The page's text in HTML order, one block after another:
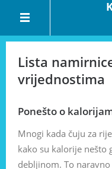
Lista
vrijednostima
Ponešto o
Mnogi kada čuju za
kako su kalorije nešto
debljinom. To